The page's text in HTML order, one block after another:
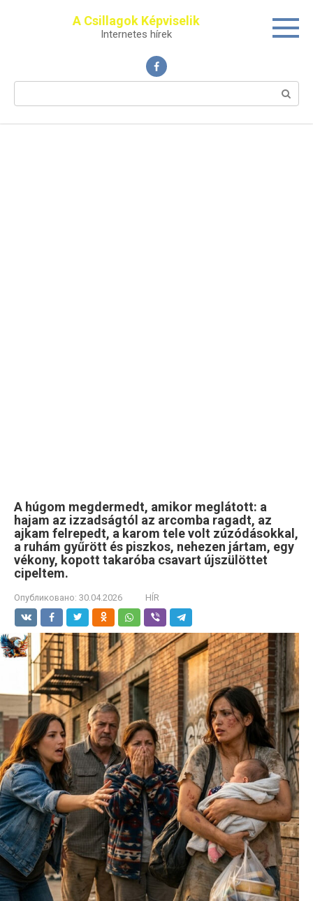
A Csillagok Képviselik
Internetes hírek
Поиск:
A húgom megdermedt, amikor meglátott: a
hajam az izzadságtól az arcomba ragadt, az
ajkam felrepedt, a karom tele volt zúzódásokkal,
a ruhám gyűrött és piszkos, nehezen jártam, egy
vékony, kopott takaróba csavart újszülöttet
cipeltem.
Опубликовано: 30.04.2026 HÍR